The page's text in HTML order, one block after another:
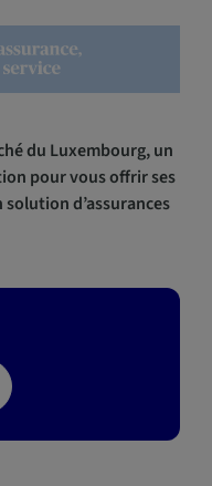
du Luxembourg, un
pour vous offrir ses
solution d’assurances